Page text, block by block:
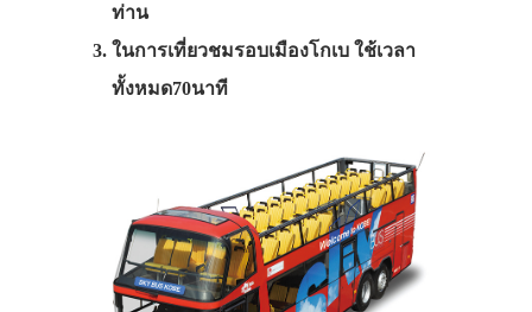
ท่าน
ในการเที่ยวชมรอบเมืองโกเบ ใช้เวลา
ทั้งหมด70นาที